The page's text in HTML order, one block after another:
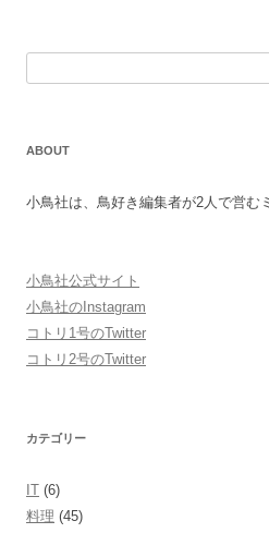
ABOUT
小鳥社は、鳥好き編集者が2人で営む
小鳥社公式サイト
小鳥社のInstagram
コトリ1号のTwitter
コトリ2号のTwitter
カテゴリー
IT (6)
料理 (45)